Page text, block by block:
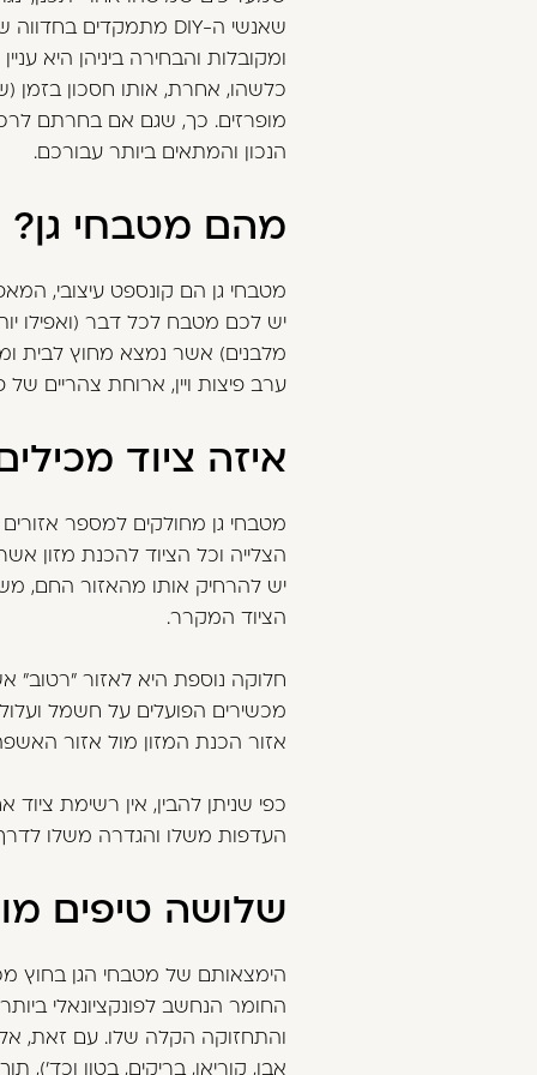
כלשהו, אחרת, אותו חסכון בזמן
מופרזים. כך, שגם אם בחרתם
הנכון והמתאים ביותר עבורכם.
מהם מטבחי גן?
מטבחי גן הם קונספט עיצובי,
יש לכם מטבח לכל דבר (ואפילו
מלבנים) אשר נמצא מחוץ לבית
ערב פיצות ויין, ארוחת צהריים
איזה ציוד
מטבחי גן מחולקים למספר
הצלייה וכל הציוד להכנת מזון
יש להרחיק אותו מהאזור החם,
הציוד המקרר.
חלוקה נוספת היא לאזור "רטוב"
מכשירים הפועלים על חשמל
אזור הכנת המזון מול אזור
העדפות משלו והגדרה משלו
שלושה טיפים
הימצאותם של מטבחי הגן בחוץ
החומר הנחשב לפונקציונאלי
והתחזוקה הקלה שלו. עם זאת,
אבן, קוריאן, בריקים, בטון